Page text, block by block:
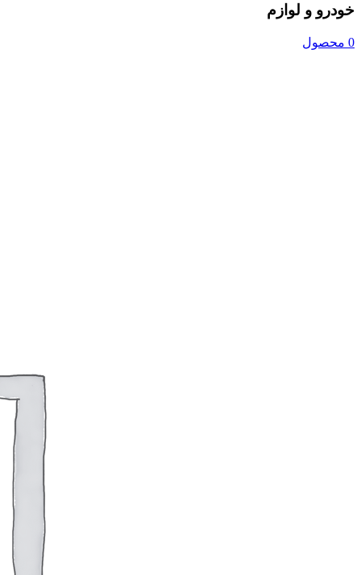
خودرو و لوازم
0 محصول